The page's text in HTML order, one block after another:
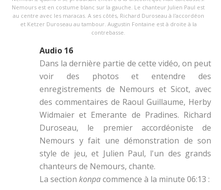
Nemours est en costume blanc sur la gauche. Le chanteur Julien Paul est
au centre avec les maracas. A ses côtés, Richard Duroseau à l'accordéon
et Ketzer Duroseau au tambour. Augustin Fontaine est à droite à la
contrebasse.
Audio 16
Dans la dernière partie de cette vidéo, on peut
voir des photos et entendre des
enregistrements de Nemours et Sicot, avec
des commentaires de Raoul Guillaume, Herby
Widmaier et Emerante de Pradines. Richard
Duroseau, le premier accordéoniste de
Nemours y fait une démonstration de son
style de jeu, et Julien Paul, l'un des grands
chanteurs de Nemours, chante.
La section konpacommence à la minute 06:13 :